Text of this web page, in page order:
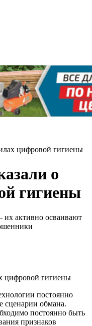
цифровой гигиены
о
гигиены
их активно осваивают
постоянно
сценарии обмана.
постоянно быть
признаков